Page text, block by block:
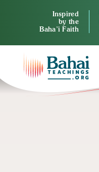
Inspired
by the
Baha’i Faith